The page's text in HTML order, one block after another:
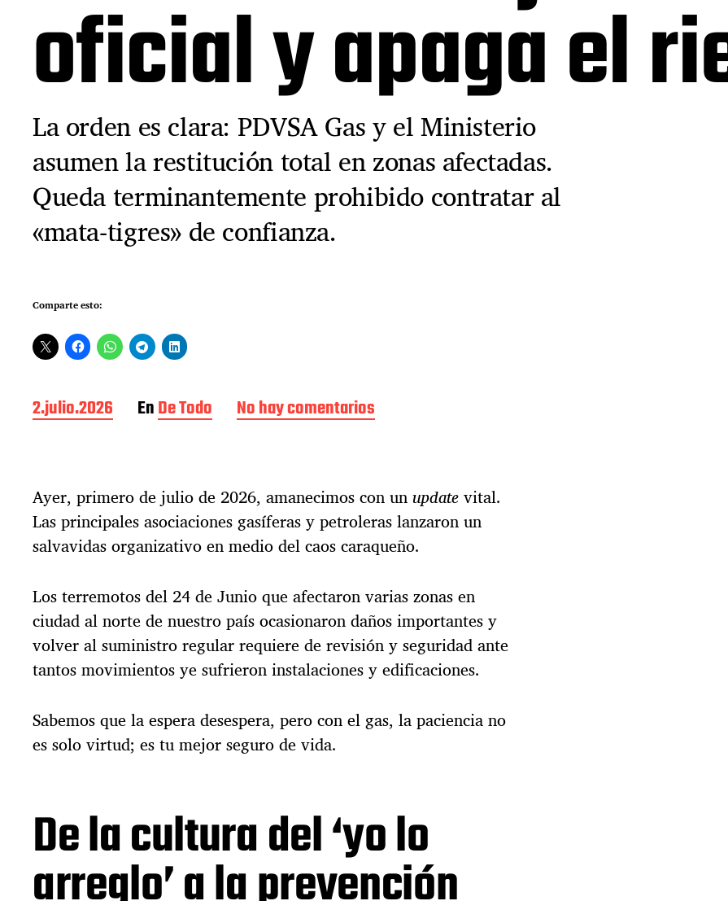
oficial y apaga el
La orden es clara: PDVSA Gas y el Ministerio
asumen la restitución total en zonas afectadas.
Queda terminantemente prohibido contratar al
«mata-tigres» de confianza.
Comparte esto:
F
e
d
e
l
a
n
t
r
a
d
a
2.julio.2026 EnDe Todo No hay comentarios
n
a
s
d
i
e
c
t
o
i
n
c
i
e
s
t
i
t
Ayer, primero de julio de 2026, amanecimos con unupdatevital.
Las principales asociaciones gasíferas y petroleras lanzaron un
salvavidas organizativo en medio del caos caraqueño.
Los terremotos del 24 de Junio que afectaron varias zonas en
ciudad al norte de nuestro país ocasionaron daños importantes y
volver al suministro regular requiere de revisión y seguridad ante
tantos movimientos ye sufrieron instalaciones y edificaciones.
Sabemos que la espera desespera, pero con el gas, la paciencia no
es solo virtud; es tu mejor seguro de vida.
De la cultura del ‘yo lo